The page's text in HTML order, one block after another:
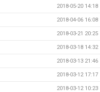
2018-05-20 14:18
2018-04-06 16:08
2018-03-21 20:25
2018-03-18 14:32
2018-03-13 21:46
2018-03-12 17:17
2018-03-12 10:23